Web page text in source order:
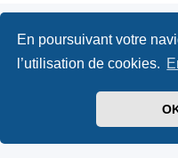
En poursuivant votre
l’utilisation de cookies.